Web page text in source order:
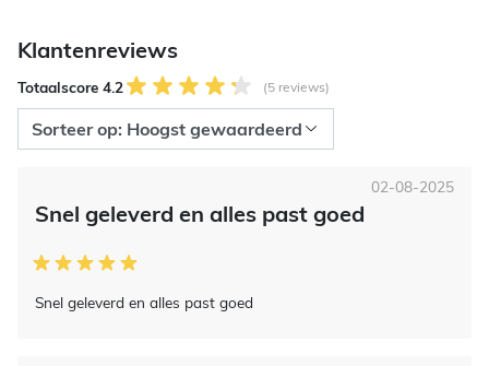
Klantenreviews
Totaalscore 4.2 (5 reviews)
Snel geleverd en alles past goed
Snel geleverd en alles past goed
02-08-2025